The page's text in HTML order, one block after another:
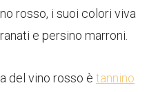
rosso, i suoi colori viva
e persino marroni.
del vino rosso è tannino